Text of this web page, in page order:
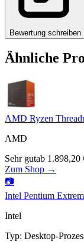
Bewertung schreiben
Ähnliche
AMD Ryzen
AMD
Sehr gutab 1.898,20
Zum Shop →
📷
Intel Pentium
Intel
Typ: Desktop-